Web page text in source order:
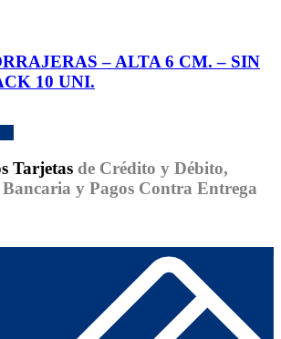
– ALTA 6 CM. – SIN
10 UNI.
Tarjetas de Crédito y Débito,
y Pagos Contra Entrega